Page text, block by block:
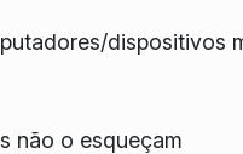
dispositivos
não o esqueçam